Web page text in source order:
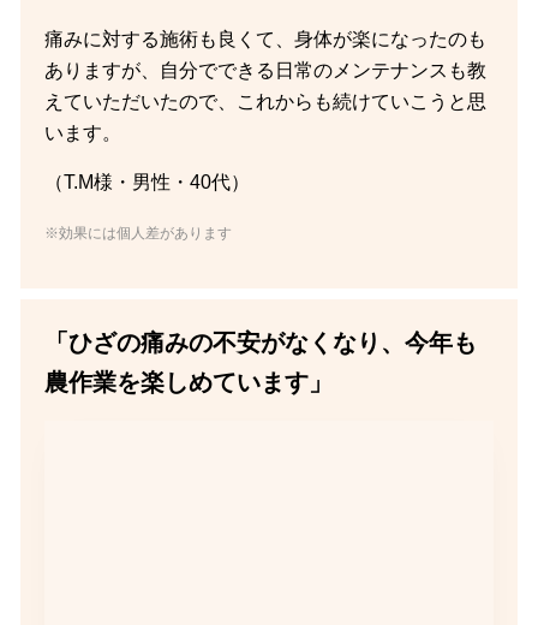
痛みに対する施術も良くて、身体が楽になったのも
ありますが、自分でできる日常のメンテナンスも教
えていただいたので、これからも続けていこうと思
います。
（T.M様・男性・40代）
※効果には個人差があります
「ひざの痛みの不安がなくなり、今年も
農作業を楽しめています」